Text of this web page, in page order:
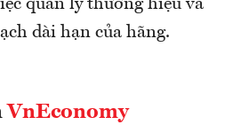
quản lý thương hiệu và
dài hạn của hãng.
VnEconomy